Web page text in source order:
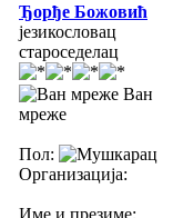
Ђорђе Божовић
језикословац
староседелац
Ван
мреже
Пол:
Организација:
Име и презиме: